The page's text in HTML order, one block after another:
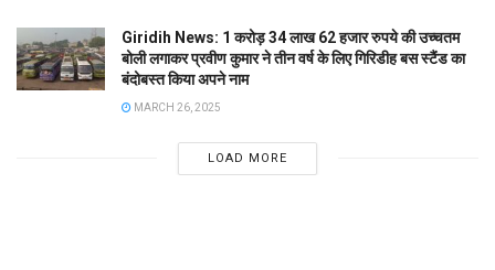
Giridih News: 1 करोड़ 34 लाख 62 हजार रुपये की उच्चतम
बोली लगाकर प्रवीण कुमार ने तीन वर्ष के लिए गिरिडीह बस स्टैंड का
बंदोबस्त किया अपने नाम
MARCH 26, 2025
LOAD MORE